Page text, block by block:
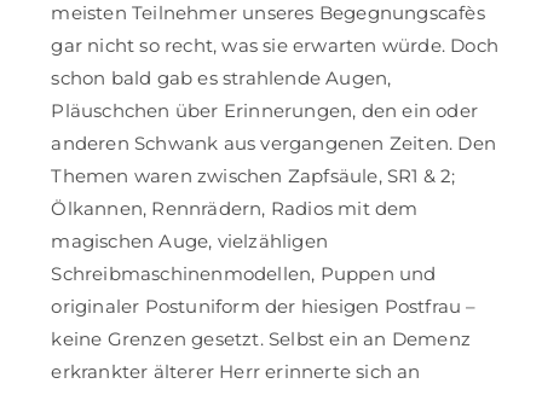
meisten Teilnehmer unseres Begegnungscafès
gar nicht so recht, was sie erwarten würde. Doch
schon bald gab es strahlende Augen,
Pläuschchen über Erinnerungen, den ein oder
anderen Schwank aus vergangenen Zeiten. Den
Themen waren zwischen Zapfsäule, SR1 & 2;
Ölkannen, Rennrädern, Radios mit dem
magischen Auge, vielzähligen
Schreibmaschinenmodellen, Puppen und
originaler Postuniform der hiesigen Postfrau –
keine Grenzen gesetzt. Selbst ein an Demenz
erkrankter älterer Herr erinnerte sich an